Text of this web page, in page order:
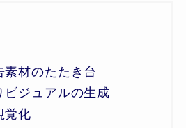
素材のたたき台
ビジュアルの生成
覚化